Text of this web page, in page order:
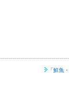
：
「鮮魚